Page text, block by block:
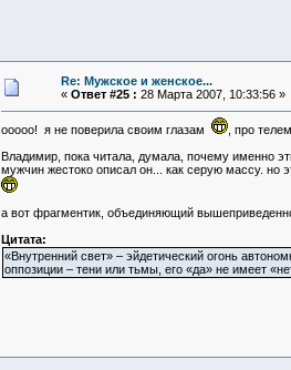
Re: Мужское и женское...
« Ответ #25 : 28 Марта 2007, 10:33:56 »
ооооо! я не поверила своим глазам
, про
Владимир, пока читала, думала, почему именно
мужчин жестоко описал он... как серую массу. но
а вот фрагментик, объединяющий
Цитата:
«Внутренний свет» – эйдетический огонь
оппозиции – тени или тьмы, его «да» не имеет